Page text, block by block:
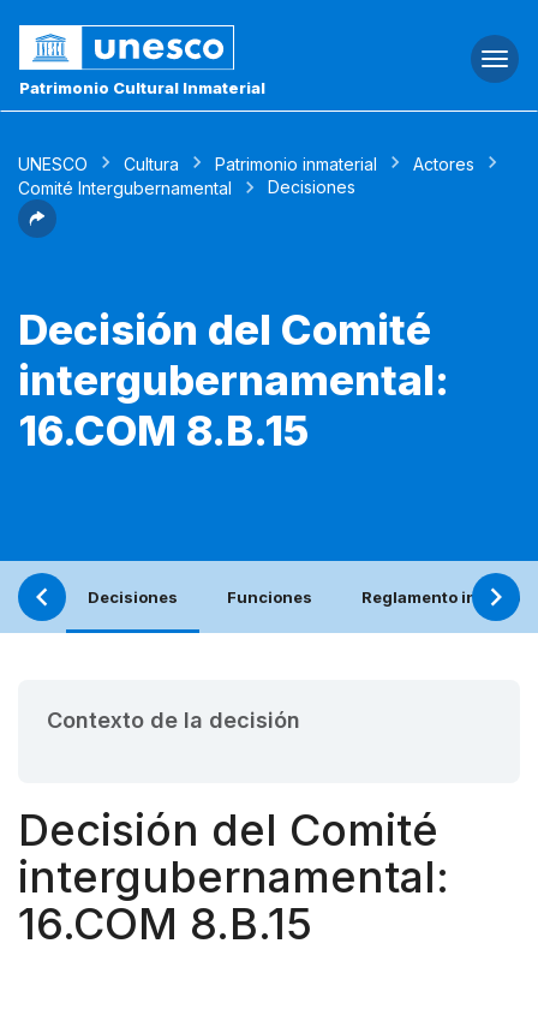
Patrimonio Cultural Inmaterial
UNESCO Cultura Patrimonio inmaterial
Actores
Comité Intergubernamental
Decisiones
Decisión del Comité
intergubernamental:
16.COM 8.B.15
Decisiones Funciones Reglamento interno
Contexto de la decisión
Decisión del Comité
intergubernamental:
16.COM 8.B.15